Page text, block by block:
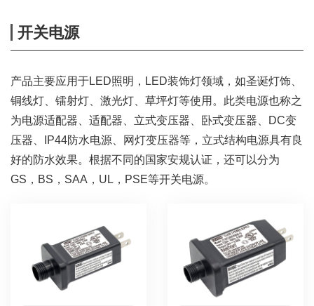
开关电源
产品主要应用于LED照明，LED装饰灯领域，如圣诞灯饰、
铜线灯、镭射灯、激光灯、草坪灯等使用。此类电源也称之
为电源适配器、适配器、立式变压器、卧式变压器、DC变
压器、IP44防水电源、网灯变压器等，立式结构电源具有良
好的防水效果。根据不同的国家安规认证，还可以分为
GS，BS，SAA，UL，PSE等开关电源。